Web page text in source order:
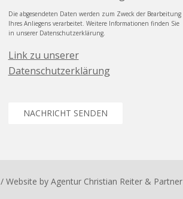
Die abgesendeten Daten werden zum Zweck der Bearbeitung
Ihres Anliegens verarbeitet. Weitere Informationen finden Sie
in unserer Datenschutzerklärung.
Link zu unserer
Datenschutzerklärung
NACHRICHT SENDEN
/ Website by Agentur Christian Reiter & Partner